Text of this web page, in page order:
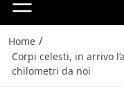
Home /
Corpi celesti, in arrivo
chilometri da noi